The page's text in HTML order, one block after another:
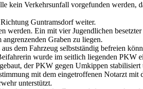
kein Verkehrsunfall vorgefunden werden,
Guntramsdorf weiter.
werden. Ein mit vier Jugendlichen
Graben zu liegen.
dem Fahrzeug selbstständig befreien
wurde im seitlich liegenden PKW
der PKW gegen Umkippen stabilisiert
mit dem eingetroffenen Notarzt mit
unterstützt.